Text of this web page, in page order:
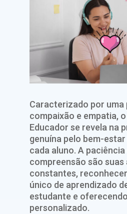
Caracterizado por uma
compaixão e empatia,
Educador se revela na
genuína pelo bem-
cada aluno. A paciência
compreensão são suas
constantes,
único de aprendizado
estudante e
personalizado.